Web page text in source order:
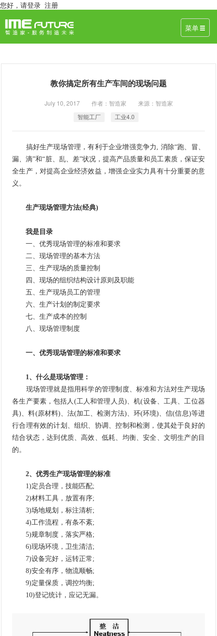
您好， 请登录 注册
菜单
教你搞定所有生产车间的现场问题
July 10, 2017 作者：智造家 来源：智造家
智能工厂
工业4.0
搞好生产现场管理，有利于企业增强竞争力, 消除“跑、冒、
漏、滴”和“脏、乱、差”状况，提高产品质量和员工素质，保证安
全生产，对提高企业经济效益，增强企业实力具有十分重要的意
义。
生产现场管理方法(经典)
我是目录
一、优秀现场管理的标准和要求
二、现场管理的基本方法
三、生产现场的质量控制
四、现场的组织结构设计原则及职能
五、生产现场员工的管理
六、生产计划的制定要求
七、生产成本的控制
八、现场管理制度
一、优秀现场管理的标准和要求
1、什么是现场管理：
现场管理就是指用科学的管理制度、标准和方法对生产现场
各生产要素，包括人(工人和管理人员)、机(设备、工具、工位器
具)、料(原材料)、法(加工、检测方法)、环(环境)、信(信息)等进
行合理有效的计划、组织、协调、控制和检测，使其处于良好的
结合状态，达到优质、高效、低耗、均衡、安全、文明生产的目
的。
2、优秀生产现场管理的标准
1)定员合理，技能匹配;
2)材料工具，放置有序;
3)场地规划，标注清析;
4)工作流程，有条不紊;
5)规章制度，落实严格;
6)现场环境，卫生清洁;
7)设备完好，运转正常;
8)安全有序，物流顺畅;
9)定量保质，调控均衡;
10)登记统计，应记无漏。